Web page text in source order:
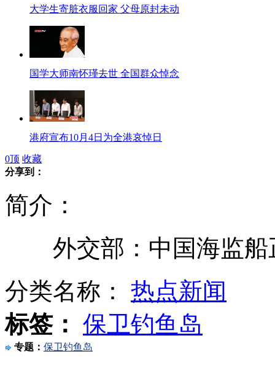
大学生寄脏衣服回家 父母原封未动
国学大师南怀瑾去世 全国群众悼念
港府宣布10月4日为全港哀悼日
撞船致死38人 港府成立调查委员会
港灯公司：将全力查清事故原因
0顶 收藏
分享到：
简介：
外交部：中国海监船
分类名称： 热点新闻
标签： 保卫钓鱼岛
专题： 保卫钓鱼岛